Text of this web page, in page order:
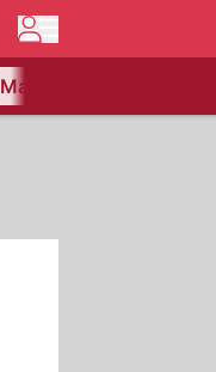
Matchcenter